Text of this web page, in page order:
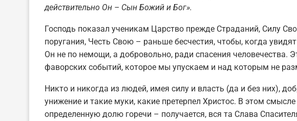
действительно Он – Сын Божий и Бог».
Господь показал ученикам Царство прежде Страданий, Силу
поругания, Честь Свою – раньше бесчестия, чтобы, когда
Он не по немощи, а добровольно, ради спасения человечества.
фаворских событий, которое мы упускаем и над которым не
Никто и никогда из людей, имея силу и власть (да и без них),
унижение и такие муки, какие претерпел Христос. В этом
определенную долю горечи – получается, вся та Слава